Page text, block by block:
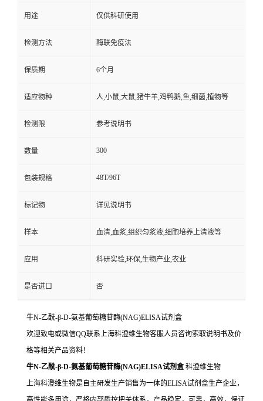
用途 仅供科研使用
检测方法 酶联免疫法
保质期 6个月
适应物种 人,小鼠,大鼠,猪牛羊,鸡鸭鹅,鱼,细菌,植物等
检测限 参考说明书
数量 300
包装规格 48T/96T
标记物 详见说明书
样本 血清,血浆,组织匀浆液,细胞培养上清液等
应用 科研实验,环保,生物产业,农业
是否进口 否
牛N-乙酰-β-D-氨基葡萄糖苷酶(NAG)ELISA试剂盒
欢迎致电或微信QQ联系上海科澄维生物客服人员咨询索取说明书及价
格等相关产品资料！
牛N-乙酰-β-D-氨基葡萄糖苷酶(NAG)ELISA试剂盒 科澄维生物
上海科澄维生物是自主研发生产销售为一体的ELISA试剂盒生产企业，